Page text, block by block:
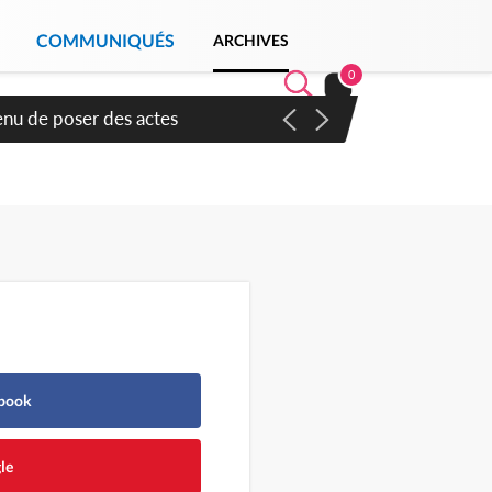
COMMUNIQUÉS ARCHIVES
0
pour favoriser